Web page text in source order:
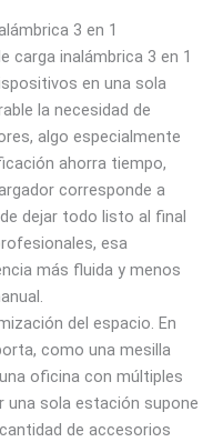
3 en 1
carga inalámbrica 3 en 1
en una sola
la necesidad de
algo especialmente
ahorra tiempo,
corresponde a
dejar todo listo al final
esa
más fluida y menos
del espacio. En
como una mesilla
oficina con múltiples
sola estación supone
de accesorios